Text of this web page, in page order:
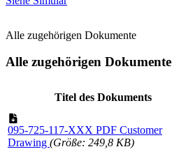
Alle zugehörigen Dokumente
Alle zugehörigen Dokumente
Titel des Dokuments
095-725-117-XXX PDF Customer
Drawing (Größe: 249,8 KB)